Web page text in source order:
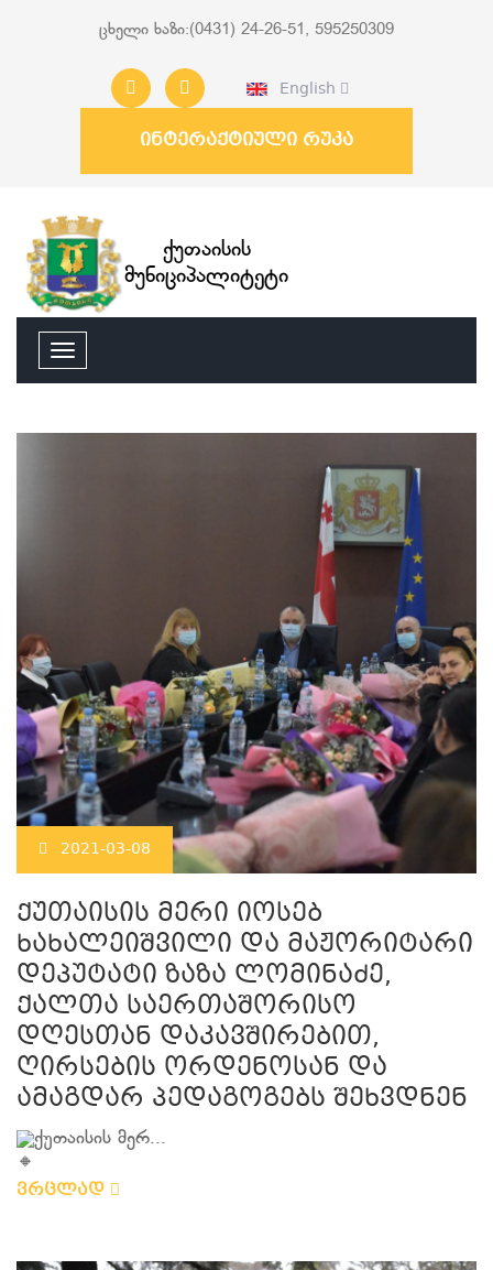
ცხელი ხაზი:(0431) 24-26-51, 595250309
English
ინტერაქტიული რუკა
ქუთაისის
მუნიციპალიტეტი
2021-03-08
ქუთაისის მერი იოსებ
ხახალეიშვილი და მაჟორიტარი
დეპუტატი ზაზა ლომინაძე,
ქალთა საერთაშორისო
დღესთან დაკავშირებით,
ღირსების ორდენოსან და
ამაგდარ პედაგოგებს შეხვდნენ
ქუთაისის მერ...
ვრცლად